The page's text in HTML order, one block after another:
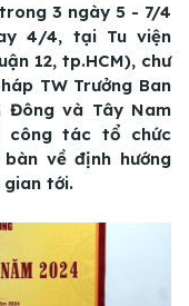
3 ngày 5 - 7/4
4/4, tại Tu viện
12, tp.HCM), chư
TW Trưởng Ban
Đông và Tây Nam
tác tổ chức
về định hướng
gian tới.